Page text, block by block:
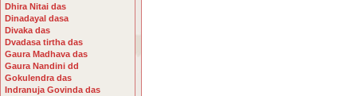
Dhira Nitai das
Dinadayal dasa
Divaka das
Dvadasa tirtha das
Gaura Madhava das
Gaura Nandini dd
Gokulendra das
Indranuja Govinda das